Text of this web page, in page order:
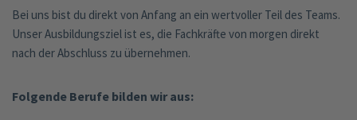
Bei uns bist du direkt von Anfang an ein wertvoller Teil des Teams.
Unser Ausbildungsziel ist es, die Fachkräfte von morgen direkt
nach der Abschluss zu übernehmen.
Folgende Berufe bilden wir aus: